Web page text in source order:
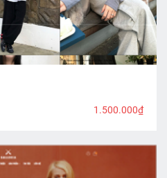
1.500.000₫